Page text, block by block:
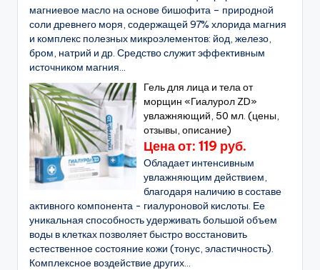
магниевое масло на основе бишофита – природной
соли древнего моря, содержащей 97% хлорида магния
и комплекс полезных микроэлементов: йод, железо,
бром, натрий и др. Средство служит эффективным
источником магния...
Гель для лица и тела от
морщин «Гиалурол ZD»
увлажняющий, 50 мл. (цены,
отзывы, описание)
Цена от: 119 руб.
Обладает интенсивным
увлажняющим действием,
благодаря наличию в составе
активного компонента - гиалуроновой кислоты. Ее
уникальная способность удерживать большой объем
воды в клетках позволяет быстро восстановить
естественное состояние кожи (тонус, эластичность).
Комплексное воздействие других...